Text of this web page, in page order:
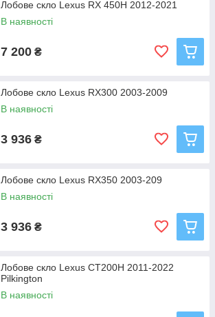
Лобове скло Lexus RX 450H 2012-2021
В наявності
7 200 ₴
Лобове скло Lexus RX300 2003-2009
В наявності
3 936 ₴
Лобове скло Lexus RX350 2003-209
В наявності
3 936 ₴
Лобове скло Lexus CT200H 2011-2022
Pilkington
В наявності